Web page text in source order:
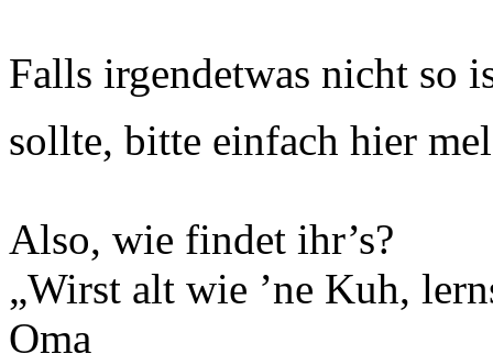
Falls irgendetwas nicht so
sollte, bitte einfach hier
Also, wie findet ihr’s?
„Wirst alt wie ’ne Kuh,
Oma